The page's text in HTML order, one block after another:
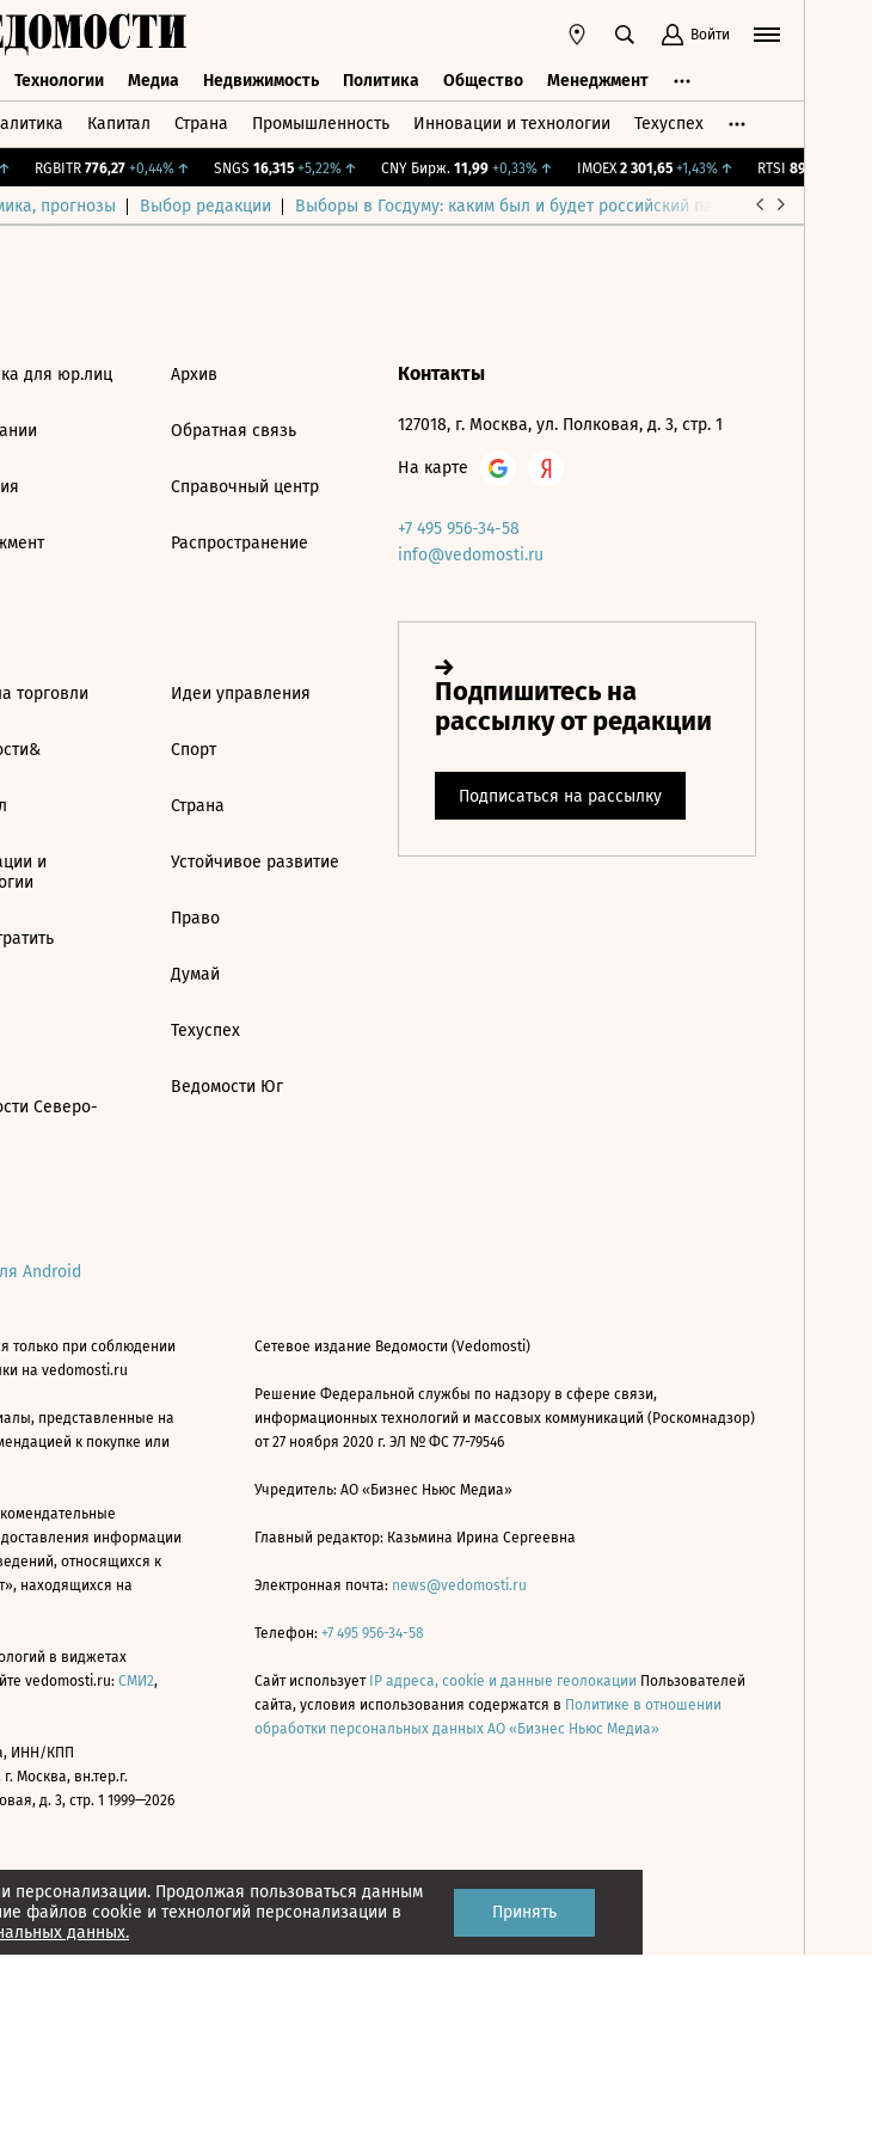
Войти
Технологии Медиа Недвижимость Политика Общество Менеджмент
Капитал Страна Промышленность Инновации и технологии Техуспех
RGBITR 776,27 +0,44%↑ SNGS 16,315 +5,22%↑ CNY Бирж. 11,99 +0,33%↑ IMOEX 2 301,65 +1,43%↑ RTSI 895,93
прогнозы Выбор редакции Выборы в Госдуму: каким был и будет российский парламент
персонализации. Продолжая пользоваться данным
файлов cookie и технологий персонализации в
данных.
Принять
для юр.лиц Архив
Обратная связь
Справочный центр
Распространение
торговли
и
Северо-
Идеи управления
Спорт
Страна
Устойчивое развитие
Право
Думай
Техуспех
Ведомости Юг
Контакты
127018, г. Москва, ул. Полковая, д. 3, стр. 1
На карте
+7 495 956-34-58
info@vedomosti.ru
Android
только при соблюдении
на vedomosti.ru
представленные на
к покупке или
информации
относящихся к
находящихся на
в виджетах
vedomosti.ru: СМИ2,
ИНН/КПП
г. Москва, вн.тер.г.
д. 3, стр. 1 1999—2026
Сетевое издание Ведомости (Vedomosti)
Решение Федеральной службы по надзору в сфере связи,
информационных технологий и массовых коммуникаций (Роскомнадзор)
от 27 ноября 2020 г. ЭЛ № ФС 77-79546
Учредитель: АО «Бизнес Ньюс Медиа»
Главный редактор: Казьмина Ирина Сергеевна
Электронная почта: news@vedomosti.ru
Телефон: +7 495 956-34-58
Сайт использует IP адреса, cookie и данные геолокации Пользователей
сайта, условия использования содержатся в Политике в отношении
обработки персональных данных АО «Бизнес Ньюс Медиа»